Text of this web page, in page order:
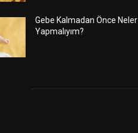
Gebe Kalmadan Önce Neler
Yapmalıyım?